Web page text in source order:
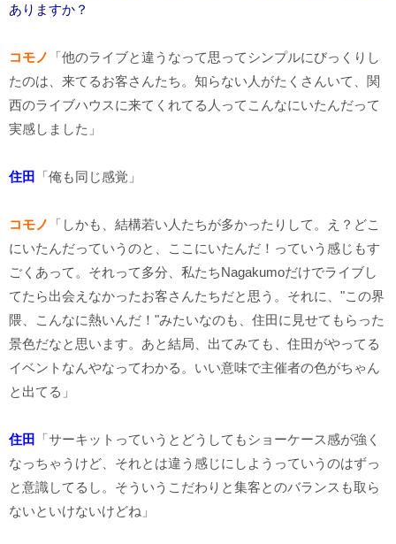
ありますか？
コモノ
「他のライブと違うなって思ってシンプルにびっくりし
たのは、来てるお客さんたち。知らない人がたくさんいて、関
西のライブハウスに来てくれてる人ってこんなにいたんだって
実感しました」
住田 「俺も同じ感覚」
コモノ
「しかも、結構若い人たちが多かったりして。え？どこ
にいたんだっていうのと、ここにいたんだ！っていう感じもす
ごくあって。それって多分、私たちNagakumoだけでライブし
てたら出会えなかったお客さんたちだと思う。それに、"この界
隈、こんなに熱いんだ！"みたいなのも、住田に見せてもらった
景色だなと思います。あと結局、出てみても、住田がやってる
イベントなんやなってわかる。いい意味で主催者の色がちゃん
と出てる」
住田
「サーキットっていうとどうしてもショーケース感が強く
なっちゃうけど、それとは違う感じにしようっていうのはずっ
と意識してるし。そういうこだわりと集客とのバランスも取ら
ないといけないけどね」